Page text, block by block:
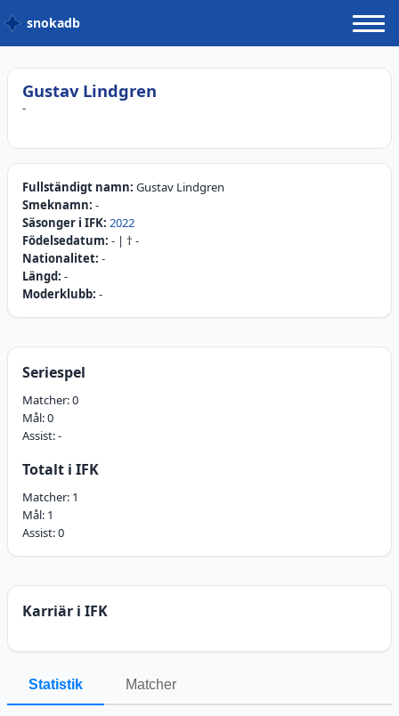
snokadb
Gustav Lindgren
-
Fullständigt namn: Gustav Lindgren
Smeknamn: -
Säsonger i IFK: 2022
Födelsedatum: - | † -
Nationalitet: -
Längd: -
Moderklubb: -
Seriespel
Matcher:0
Mål:0
Assist:-
Totalt i IFK
Matcher: 1
Mål: 1
Assist:0
Karriär i IFK
Statistik Matcher